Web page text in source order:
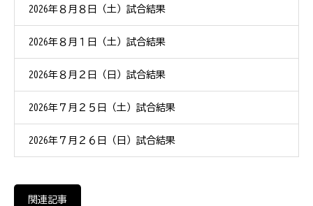
2026年８月８日（土）試合結果
2026年８月１日（土）試合結果
2026年８月２日（日）試合結果
2026年７月２５日（土）試合結果
2026年７月２６日（日）試合結果
関連記事